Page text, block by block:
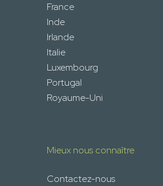
France
Inde
Irlande
Italie
Luxembourg
Portugal
Royaume-Uni
Mieux nous connaître
Contactez-nous